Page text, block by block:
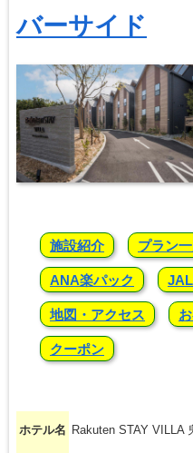
バーサイド
施設紹介 プラン
ANA楽パック
地図・アクセス
クーポン
ホテル名 Rakuten STAY VILLA